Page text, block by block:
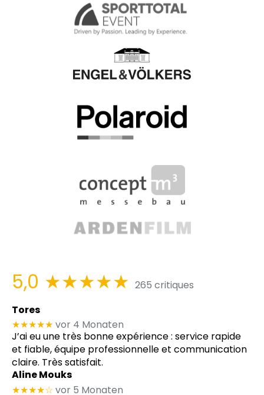
5,0 ★★★★★ 265 critiques
Tores
★★★★★ vor 4 Monaten
J’ai eu une très bonne expérience : service rapide
et fiable, équipe professionnelle et communication
claire. Très satisfait.
Aline Mouks
★★★★☆ vor 5 Monaten